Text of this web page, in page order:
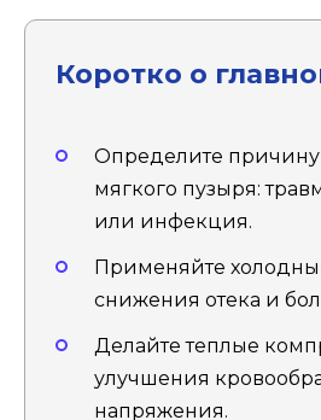
Коротко о
Определите
мягкого пузыря:
или инфекция.
Применяйте
снижения отека и
Делайте теплые
улучшения
напряжения.